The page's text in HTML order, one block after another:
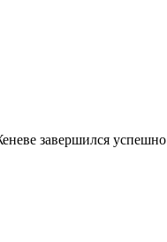
завершился успешно